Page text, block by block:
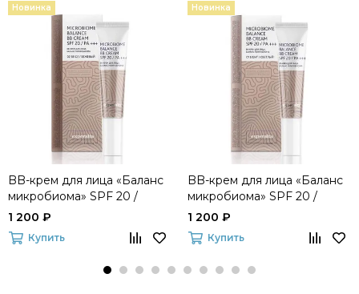
Новинка
BB-крем для лица «Баланс
микробиома» SPF 20 /
PA+++ (02 бежевый)
Experalta Biomelle
1 200 ₽
Купить
Новинка
BB-крем для лица «Баланс
микробиома» SPF 20 /
PA+++ (01 светлый)
Experalta Biomelle
1 200 ₽
Купить